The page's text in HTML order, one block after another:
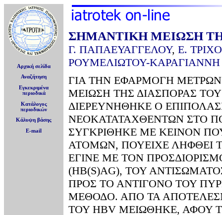
Αρχική σελίδα
Αναζήτηση
Εγκεκριμένα
περιοδικά
Κατάλογος
περιοδικών
Κάλυψη βάσης
E-mail
ΣΗΜΑΝΤΙΚΗ ΜΕΙΩΣΗ
Γ. ΠΑΠΑΕΥΑΓΓΕΛΟΥ, Ε.
ΡΟΥΜΕΛΙΩΤΟΥ-ΚΑΡΑΓΙΑΝΝΗ
ΓΙΑ ΤΗΝ ΕΦΑΡΜΟΓΗ
ΜΕΙΩΣΗ ΤΗΣ ΔΙΑΣΠΟΡΑΣ
ΔΙΕΡΕΥΝΗΘΗΚΕ Ο
ΝΕΟΚΑΤΑΤΑΧΘΕΝΤΩΝ ΣΤΟ
ΣΥΓΚΡΙΘΗΚΕ ΜΕ ΚΕΙΝΟΝ
ΑΤΟΜΩΝ, ΠΟΥΕΙΧΕ ΛΗΦΘΕΙ
ΕΓΙΝΕ ΜΕ ΤΟΝ
(HB(S)AG), ΤΟΥ
ΠΡΟΣ ΤΟ ΑΝΤΙΓΟΝΟ ΤΟΥ
ΜΕΘΟΔΟ. ΑΠΟ ΤΑ
TΟΥ HBV ΜΕΙΩΘΗΚΕ, ΑΦΟΥ